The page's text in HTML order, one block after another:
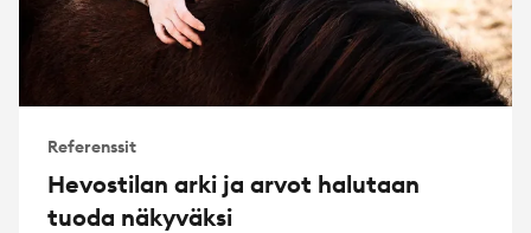
Referenssit
Hevostilan arki ja arvot halutaan
tuoda näkyväksi